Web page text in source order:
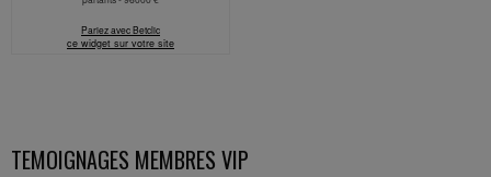
TEMOIGNAGES MEMBRES VIP